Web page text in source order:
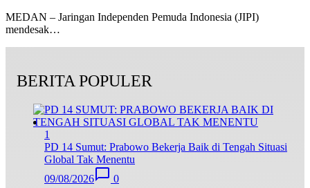
MEDAN – Jaringan Independen Pemuda Indonesia (JIPI)
mendesak…
BERITA POPULER
1
PD 14 Sumut: Prabowo Bekerja Baik di Tengah Situasi
Global Tak Menentu
09/08/2026
0